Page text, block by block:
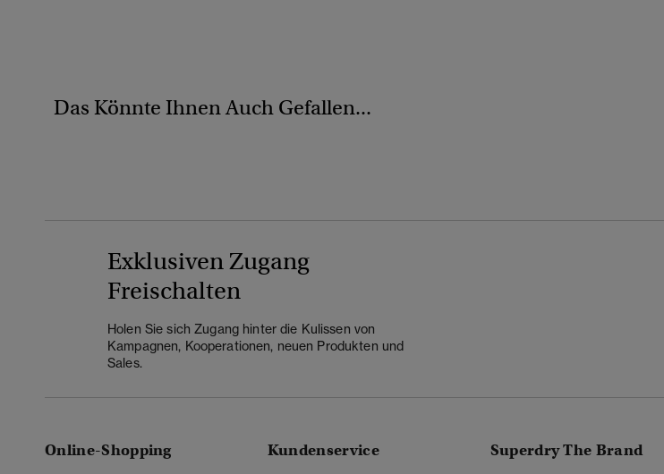
Das Könnte Ihnen Auch Gefallen...
Exklusiven Zugang
Freischalten
Holen Sie sich Zugang hinter die Kulissen von
Kampagnen, Kooperationen, neuen Produkten und
Sales.
Online-Shopping Kundenservice Superdry The Brand